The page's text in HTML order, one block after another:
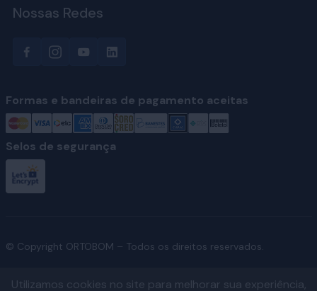
Nossas Redes
Formas e bandeiras de pagamento aceitas
Selos de segurança
© Copyright ORTOBOM – Todos os direitos reservados.
Utilizamos cookies no site para melhorar sua experiência,